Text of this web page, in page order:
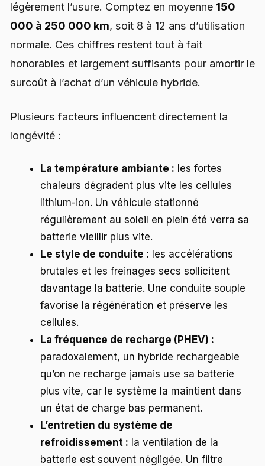
légèrement l’usure. Comptez en moyenne 150
000 à 250 000 km, soit 8 à 12 ans d’utilisation
normale. Ces chiffres restent tout à fait
honorables et largement suffisants pour amortir le
surcoût à l’achat d’un véhicule hybride.
Plusieurs facteurs influencent directement la
longévité :
La température ambiante : les fortes
chaleurs dégradent plus vite les cellules
lithium-ion. Un véhicule stationné
régulièrement au soleil en plein été verra sa
batterie vieillir plus vite.
Le style de conduite : les accélérations
brutales et les freinages secs sollicitent
davantage la batterie. Une conduite souple
favorise la régénération et préserve les
cellules.
La fréquence de recharge (PHEV) :
paradoxalement, un hybride rechargeable
qu’on ne recharge jamais use sa batterie
plus vite, car le système la maintient dans
un état de charge bas permanent.
L’entretien du système de
refroidissement : la ventilation de la
batterie est souvent négligée. Un filtre